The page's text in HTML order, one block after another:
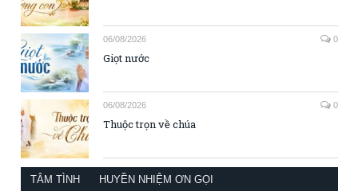
06/08/2026 0
Giọt nước
06/08/2026 0
Thuộc trọn về chúa
TÂM TÌNH HUYỀN NHIỆM ƠN GỌI